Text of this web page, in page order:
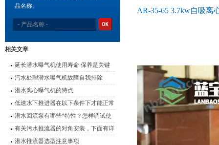
品名称。
相关文章
延长潜水曝气机使用寿命 保养是关键
污水处理潜水曝气机故障自我排除
潜水离心曝气机的特点
低速水下推进器在以下条件下才能正常
连续运行
潜水回流泵有哪些*特性？怎样调试使
用？
有关污水推流器的对角安装，下面有详
细说明
潜水推流器选型注意事项
AR-35-65 3.7kw自吸离